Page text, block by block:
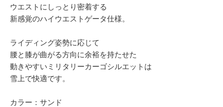
ウエストにしっとり密着する
新感覚のハイウエストゲータ仕様。
ライディング姿勢に応じて
腰と膝が曲がる方向に余裕を持たせた
動きやすいミリタリーカーゴシルエットは
雪上で快適です。
カラー：サンド